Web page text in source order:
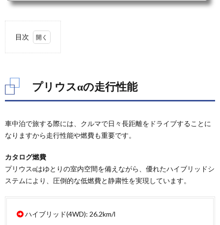
考えることをおすすめします。ベッドスペースとして利用することを考えた際の車中泊
り大人二人＋小さな子供一人程度...
目次
1.
性能
プリ
ウス
性能
予防安
全性能
3.
プリウスαの走行性能
車中泊で旅する際には、クルマで日々長距離をドライブすることに
なりますから走行性能や燃費も重要です。
カタログ燃費
プリウスαはゆとりの室内空間を備えながら、優れたハイブリッドシ
ステムにより、圧倒的な低燃費と静粛性を実現しています。
ハイブリッド(4WD): 26.2km/l